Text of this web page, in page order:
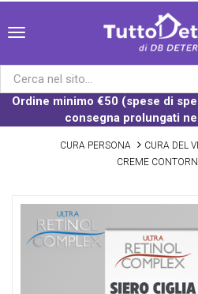
Ordine minimo €50 (spese di
consegna prolungati
CURA PERSONA CURA DEL
CREME